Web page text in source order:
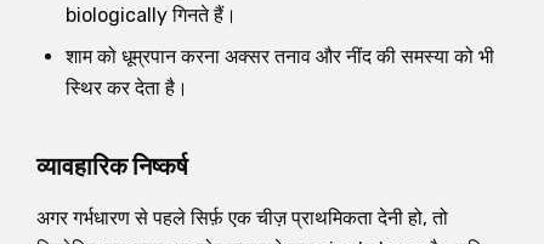
biologically गिनते हैं।
शाम को धूम्रपान करना अक्सर तनाव और नींद की समस्या को भी
स्थिर कर देता है।
व्यावहारिक निष्कर्ष
अगर गर्भधारण से पहले सिर्फ़ एक चीज़ प्राथमिकता देनी हो, तो